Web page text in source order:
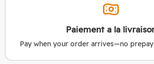
Paiement a la
Pay when your order arrives—no